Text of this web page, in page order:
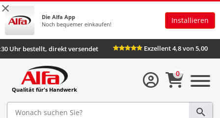
×
Die Alfa App
Noch bequemer einkaufen!
Installieren
Uhr bestellt, direkt versendet Exzellent 4,8 von 5,00
Qualität für's Handwerk
0